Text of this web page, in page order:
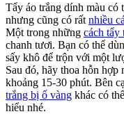
Tẩy áo trắng dính màu có
nhưng cũng có rất nhiều
Một trong những cách tẩy
chanh tươi. Bạn có thể
sấy khô để trộn với một
Sau đó, hãy thoa hỗn hợp
khoảng 15-30 phút. Bên
trắng bị ố vàng khác có
hiểu nhé.